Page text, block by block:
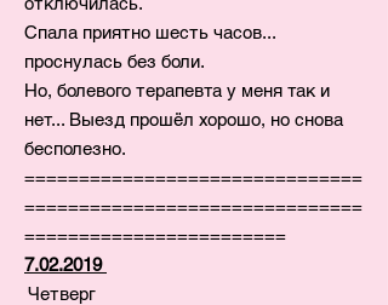
Спала приятно шесть часов...
проснулась без боли.
Но, болевого терапевта у меня так и
нет... Выезд прошёл хорошо, но снова
бесполезно.
===============================
===============================
========================
7.02.2019
Четверг